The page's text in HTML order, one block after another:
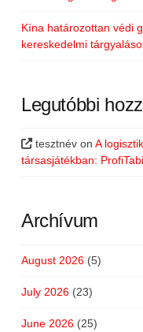
Kína határozottan védi
kereskedelmi
Legutóbbi
tesztnév onA
társasjátékban:
Archívum
August 2026(5)
July 2026(23)
June 2026(25)